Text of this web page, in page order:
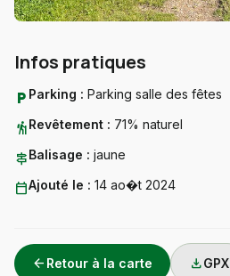
Infos pratiques
local_parking Parking : Parking salle des fêtes
hikingRevêtement : 71% naturel
signpostBalisage : jaune
calendar_todayAjouté le : 14 ao�t 2024
arrow_back Retour à la carte downloadGPX